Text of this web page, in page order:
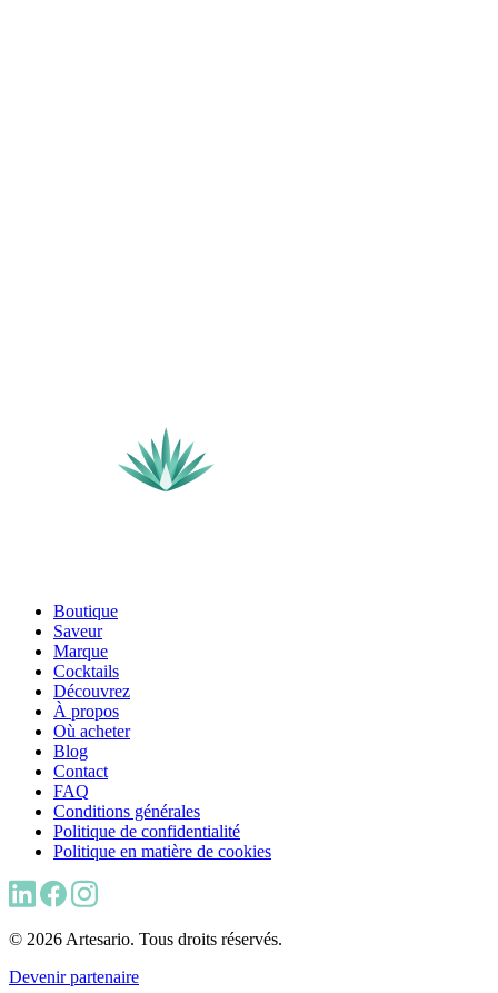
Boutique
Saveur
Marque
Cocktails
Découvrez
À propos
Où acheter
Blog
Contact
FAQ
Conditions générales
Politique de confidentialité
Politique en matière de cookies
© 2026 Artesario. Tous droits réservés.
Devenir partenaire